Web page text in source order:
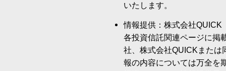
いたします。
情報提供：株式会社QUICK
各投資信託関連ページに掲
社、株式会社QUICKまたは
報の内容については万全を